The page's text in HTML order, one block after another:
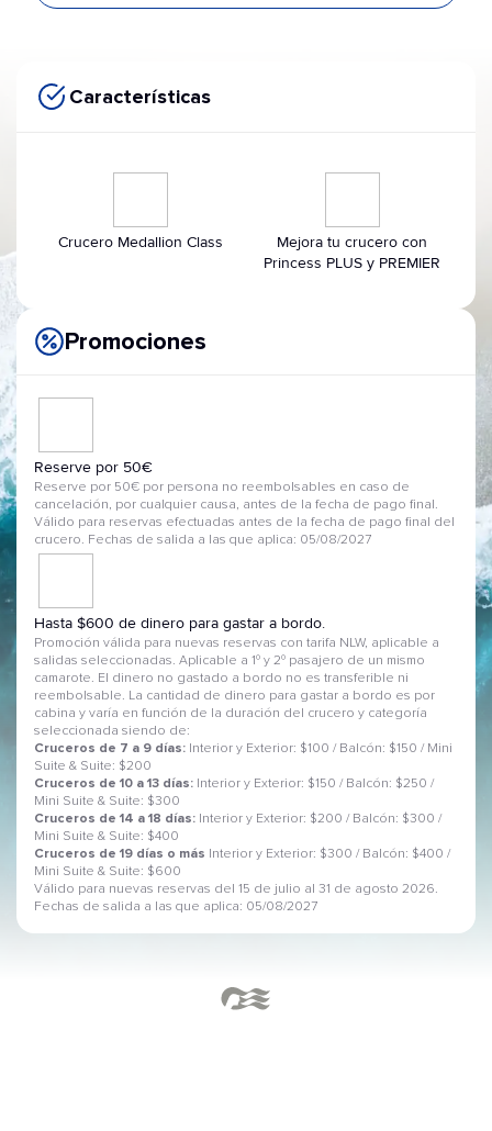
Características
Crucero Medallion Class
Mejora tu crucero con
Princess PLUS y PREMIER
Promociones
Reserve por 50€
Reserve por 50€ por persona no reembolsables en caso de
cancelación, por cualquier causa, antes de la fecha de pago final.
Válido para reservas efectuadas antes de la fecha de pago final del
crucero. Fechas de salida a las que aplica: 05/08/2027
Hasta $600 de dinero para gastar a bordo.
Promoción válida para nuevas reservas con tarifa NLW, aplicable a
salidas seleccionadas. Aplicable a 1º y 2º pasajero de un mismo
camarote. El dinero no gastado a bordo no es transferible ni
reembolsable. La cantidad de dinero para gastar a bordo es por
cabina y varía en función de la duración del crucero y categoría
seleccionada siendo de:
Cruceros de 7 a 9 días: Interior y Exterior: $100 / Balcón: $150 / Mini
Suite & Suite: $200
Cruceros de 10 a 13 días: Interior y Exterior: $150 / Balcón: $250 /
Mini Suite & Suite: $300
Cruceros de 14 a 18 días: Interior y Exterior: $200 / Balcón: $300 /
Mini Suite & Suite: $400
Cruceros de 19 días o más
Interior y Exterior: $300 / Balcón: $400 /
Mini Suite & Suite: $600
Válido para nuevas reservas del 15 de julio al 31 de agosto 2026.
Fechas de salida a las que aplica: 05/08/2027